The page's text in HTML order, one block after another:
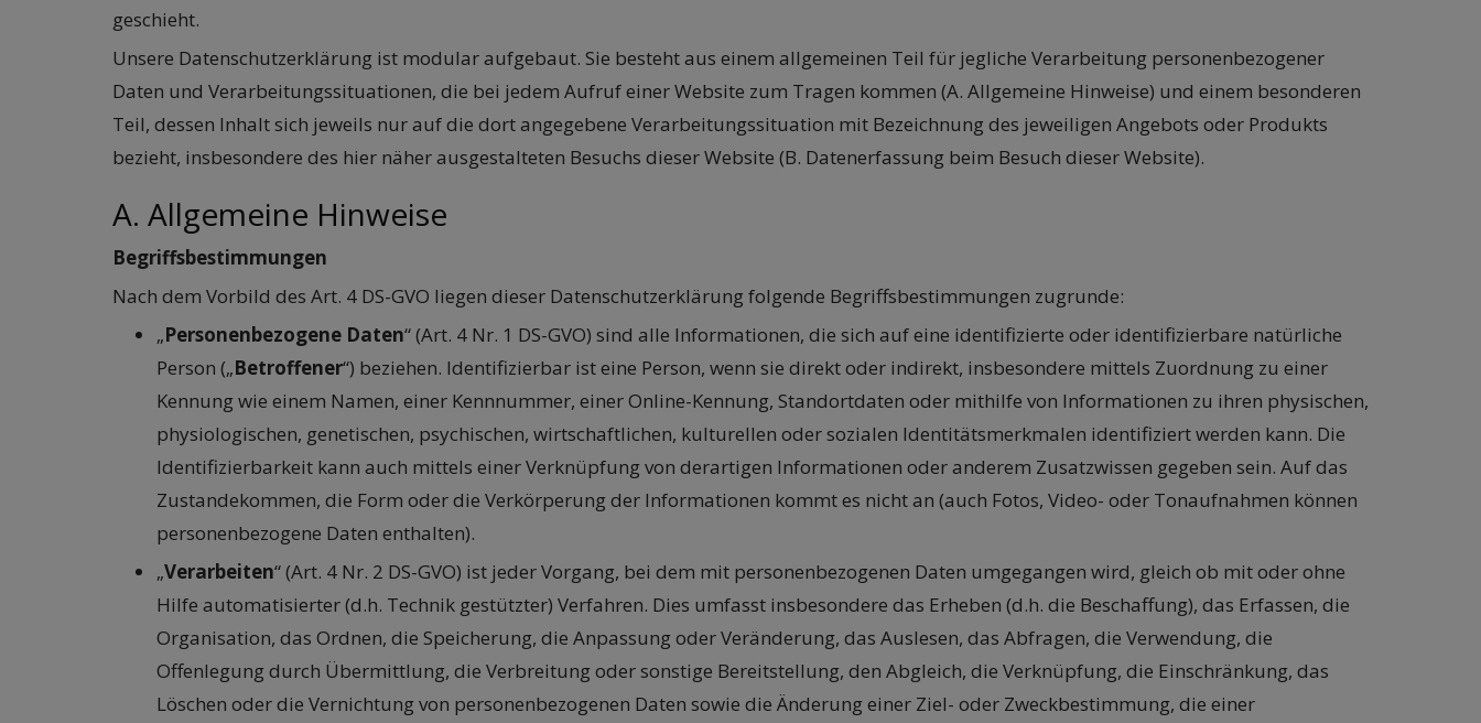
geschieht.
Unsere Datenschutzerklärung ist modular aufgebaut. Sie besteht aus einem allgemeinen Teil für jegliche Verarbeitung personenbezogener
Daten und Verarbeitungssituationen, die bei jedem Aufruf einer Website zum Tragen kommen (A. Allgemeine Hinweise) und einem besonderen
Teil, dessen Inhalt sich jeweils nur auf die dort angegebene Verarbeitungssituation mit Bezeichnung des jeweiligen Angebots oder Produkts
bezieht, insbesondere des hier näher ausgestalteten Besuchs dieser Website (B. Datenerfassung beim Besuch dieser Website).
A. Allgemeine Hinweise
Begriffsbestimmungen
Nach dem Vorbild des Art. 4 DS-GVO liegen dieser Datenschutzerklärung folgende Begriffsbestimmungen zugrunde:
„Personenbezogene Daten“ (Art. 4 Nr. 1 DS-GVO) sind alle Informationen, die sich auf eine identifizierte oder identifizierbare natürliche
Person („Betroffener“) beziehen. Identifizierbar ist eine Person, wenn sie direkt oder indirekt, insbesondere mittels Zuordnung zu einer
Kennung wie einem Namen, einer Kennnummer, einer Online-Kennung, Standortdaten oder mithilfe von Informationen zu ihren physischen,
physiologischen, genetischen, psychischen, wirtschaftlichen, kulturellen oder sozialen Identitätsmerkmalen identifiziert werden kann. Die
Identifizierbarkeit kann auch mittels einer Verknüpfung von derartigen Informationen oder anderem Zusatzwissen gegeben sein. Auf das
Zustandekommen, die Form oder die Verkörperung der Informationen kommt es nicht an (auch Fotos, Video- oder Tonaufnahmen können
personenbezogene Daten enthalten).
„Verarbeiten“ (Art. 4 Nr. 2 DS-GVO) ist jeder Vorgang, bei dem mit personenbezogenen Daten umgegangen wird, gleich ob mit oder ohne
Hilfe automatisierter (d.h. Technik gestützter) Verfahren. Dies umfasst insbesondere das Erheben (d.h. die Beschaffung), das Erfassen, die
Organisation, das Ordnen, die Speicherung, die Anpassung oder Veränderung, das Auslesen, das Abfragen, die Verwendung, die
Offenlegung durch Übermittlung, die Verbreitung oder sonstige Bereitstellung, den Abgleich, die Verknüpfung, die Einschränkung, das
Löschen oder die Vernichtung von personenbezogenen Daten sowie die Änderung einer Ziel- oder Zweckbestimmung, die einer